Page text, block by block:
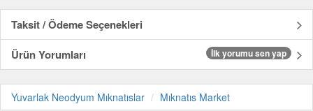
Taksit / Ödeme Seçenekleri
Ürün Yorumları
İlk yorumu sen yap
Yuvarlak Neodyum Mıknatıslar Mıknatıs Market